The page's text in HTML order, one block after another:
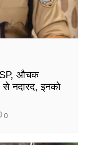
औचक
से नदारद, इनको
0